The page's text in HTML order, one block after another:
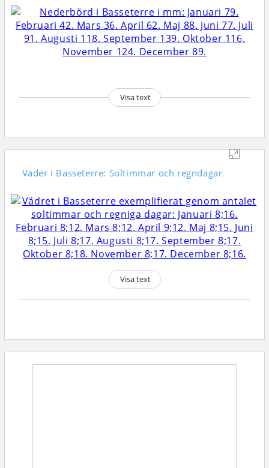
Visa text
Väder i Basseterre: Soltimmar och regndagar
Visa text